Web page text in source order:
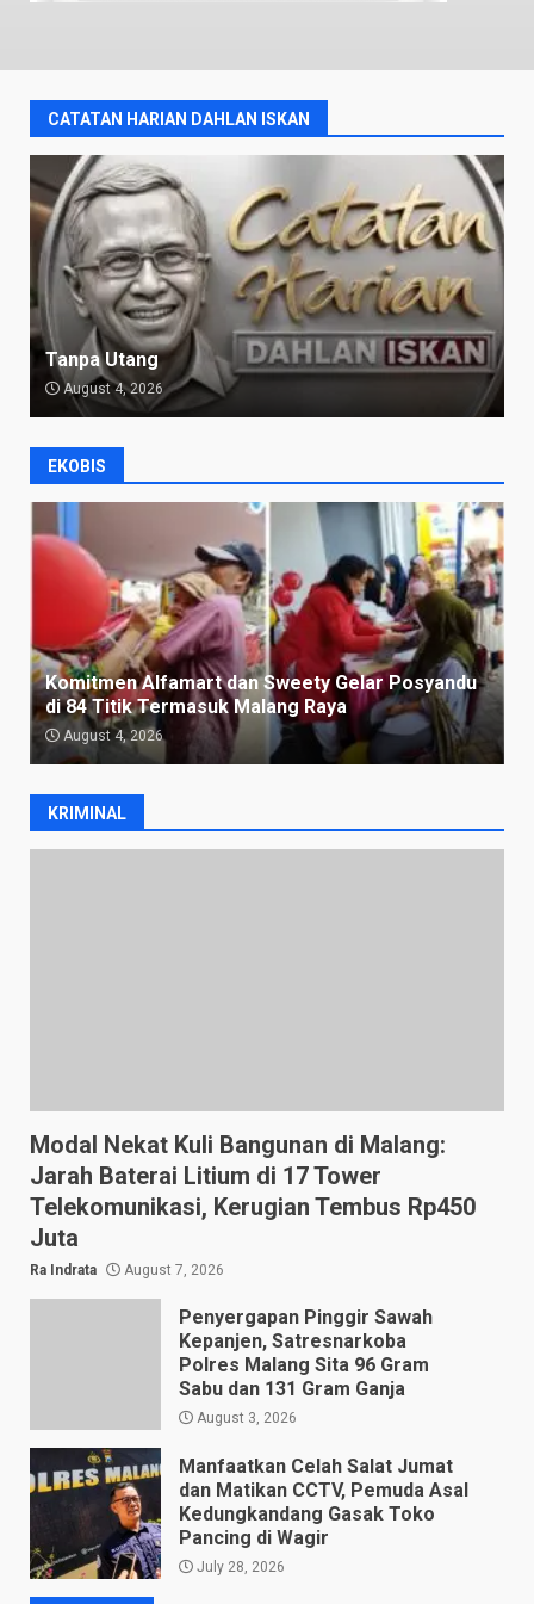
CATATAN HARIAN DAHLAN ISKAN
Tanpa Utang
August 4, 2026
EKOBIS
Komitmen Alfamart dan Sweety Gelar Posyandu
di 84 Titik Termasuk Malang Raya
August 4, 2026
KRIMINAL
Modal Nekat Kuli Bangunan di Malang:
Jarah Baterai Litium di 17 Tower
Telekomunikasi, Kerugian Tembus Rp450
Juta
Ra Indrata August 7, 2026
Penyergapan Pinggir Sawah
Kepanjen, Satresnarkoba
Polres Malang Sita 96 Gram
Sabu dan 131 Gram Ganja
August 3, 2026
Manfaatkan Celah Salat Jumat
dan Matikan CCTV, Pemuda Asal
Kedungkandang Gasak Toko
Pancing di Wagir
July 28, 2026